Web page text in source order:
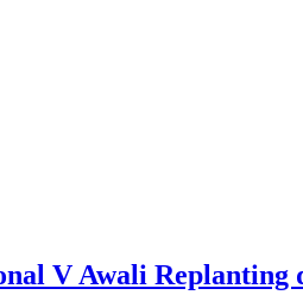
V Awali Replanting